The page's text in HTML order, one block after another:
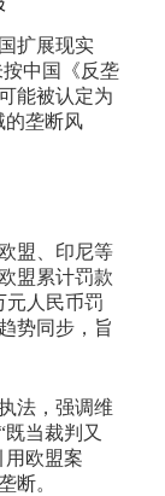
扩展现实
按中国《反垄
能被认定为
的垄断风
盟、印尼等
盟累计罚款
元人民币罚
势同步，旨
法，强调维
当裁判又
用欧盟案
断。